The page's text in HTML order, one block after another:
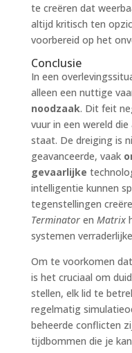
te creëren dat
altijd kritisch ten
voorbereid op het
Conclusie
In een
alleen een nuttige
noodzaak. Dit feit
vuur in een wereld
staat. De dreiging is
geavanceerde, vaak
gevaarlijke
intelligentie kunnen
tegenstellingen
Terminatoren Matrix
systemen
Om te voorkomen
is het cruciaal om
stellen, elk lid te
regelmatig
beheerde conflicten
tijdbommen die je